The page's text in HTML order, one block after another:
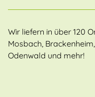
Wir liefern in über 120
Mosbach,
Odenwald und mehr!